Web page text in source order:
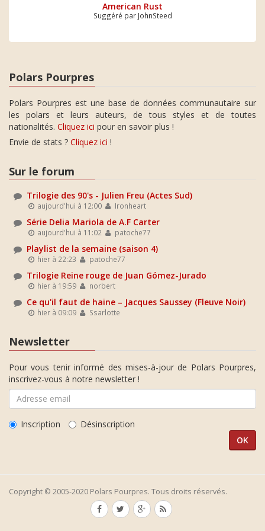
American Rust
Suggéré par JohnSteed
Polars Pourpres
Polars Pourpres est une base de données communautaire sur
les polars et leurs auteurs, de tous styles et de toutes
nationalités. Cliquez ici pour en savoir plus !
Envie de stats ? Cliquez ici !
Sur le forum
Trilogie des 90's - Julien Freu (Actes Sud)
aujourd'hui à 12:00 Ironheart
Série Delia Mariola de A.F Carter
aujourd'hui à 11:02 patoche77
Playlist de la semaine (saison 4)
hier à 22:23 patoche77
Trilogie Reine rouge de Juan Gómez-Jurado
hier à 19:59 norbert
Ce qu'il faut de haine – Jacques Saussey (Fleuve Noir)
hier à 09:09 Ssarlotte
Newsletter
Pour vous tenir informé des mises-à-jour de Polars Pourpres,
inscrivez-vous à notre newsletter !
Inscription Désinscription
Copyright © 2005-2020 Polars Pourpres. Tous droits réservés.